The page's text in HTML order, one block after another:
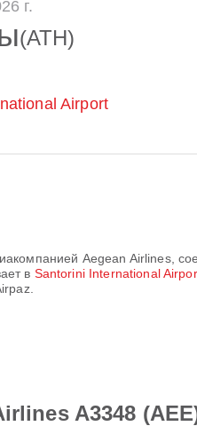
г.
(ATH)
Airport
Aegean Airlines,
в Santorini International
A3348